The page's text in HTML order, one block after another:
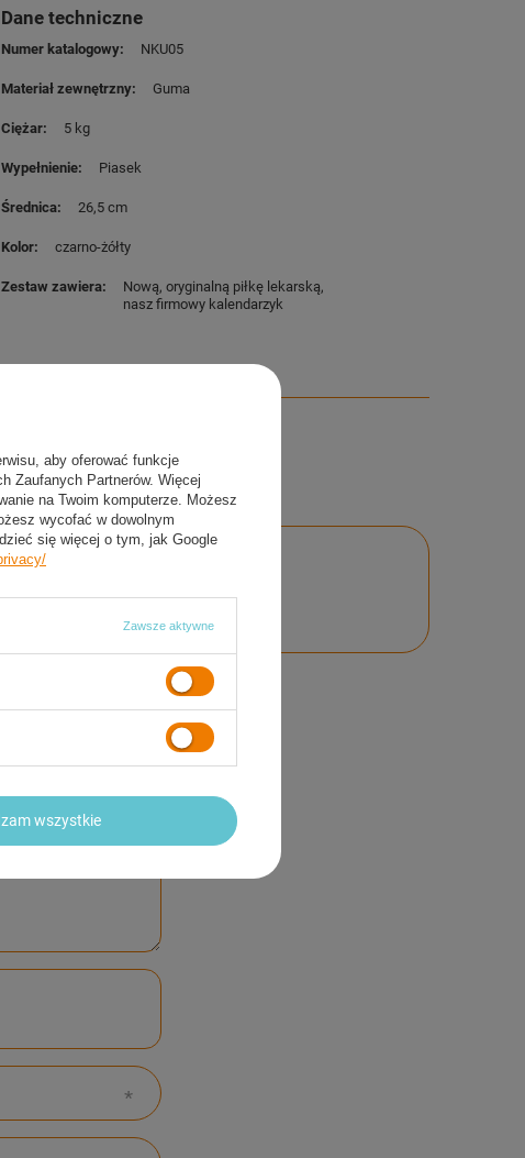
Dane techniczne
Numer katalogowy NKU05
Materiał zewnętrzny Guma
Ciężar 5 kg
Wypełnienie Piasek
Średnica 26,5 cm
Kolor czarno-żółty
Zestaw zawiera
Nową, oryginalną piłkę lekarską
nasz firmowy kalendarzyk
aby oferować funkcje
Zaufanych Partnerów. Więcej
na Twoim komputerze. Możesz
wycofać w dowolnym
się więcej o tym, jak Google
Zawsze aktywne
wszystkie